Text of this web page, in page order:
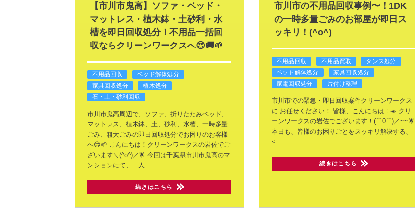
【市川市鬼高】ソファ・ベッド・
マットレス・植木鉢・土砂利・水
槽を即日回収処分！不用品一括回
収ならクリーンワークスへ😍🚚🌱
不用品回収
ベッド解体処分
家具回収処分
植木処分
石・土・砂利回収
市川市鬼高周辺で、ソファ、折りたたみベッド、
マットレス、植木鉢、土、砂利、水槽、一時多量
ごみ、粗大ごみの即日回収処分でお困りのお客様
へ😊🌱 こんにちは！クリーンワークスの岩佐でご
ざいます＼(^o^)／🌟 今回は千葉県市川市鬼高のマ
ンションにて、一人
続きはこちら
市川市の不用品回収事例〜！1DK
の一時多量ごみのお部屋が即日ス
ッキリ！(^o^)
不用品回収 不用品買取
タンス処分
ベッド解体処分
家具回収処分
家電回収処分
片付け整理
市川市での緊急・即日回収案件クリーンワークス
に お任せください！ 皆様、こんにちは！☀️ クリ
ーンワークスの岩佐でございます！(⌒0⌒)／~~🌟
本日も、皆様のお困りごとをスッキリ解決する、
<
続きはこちら